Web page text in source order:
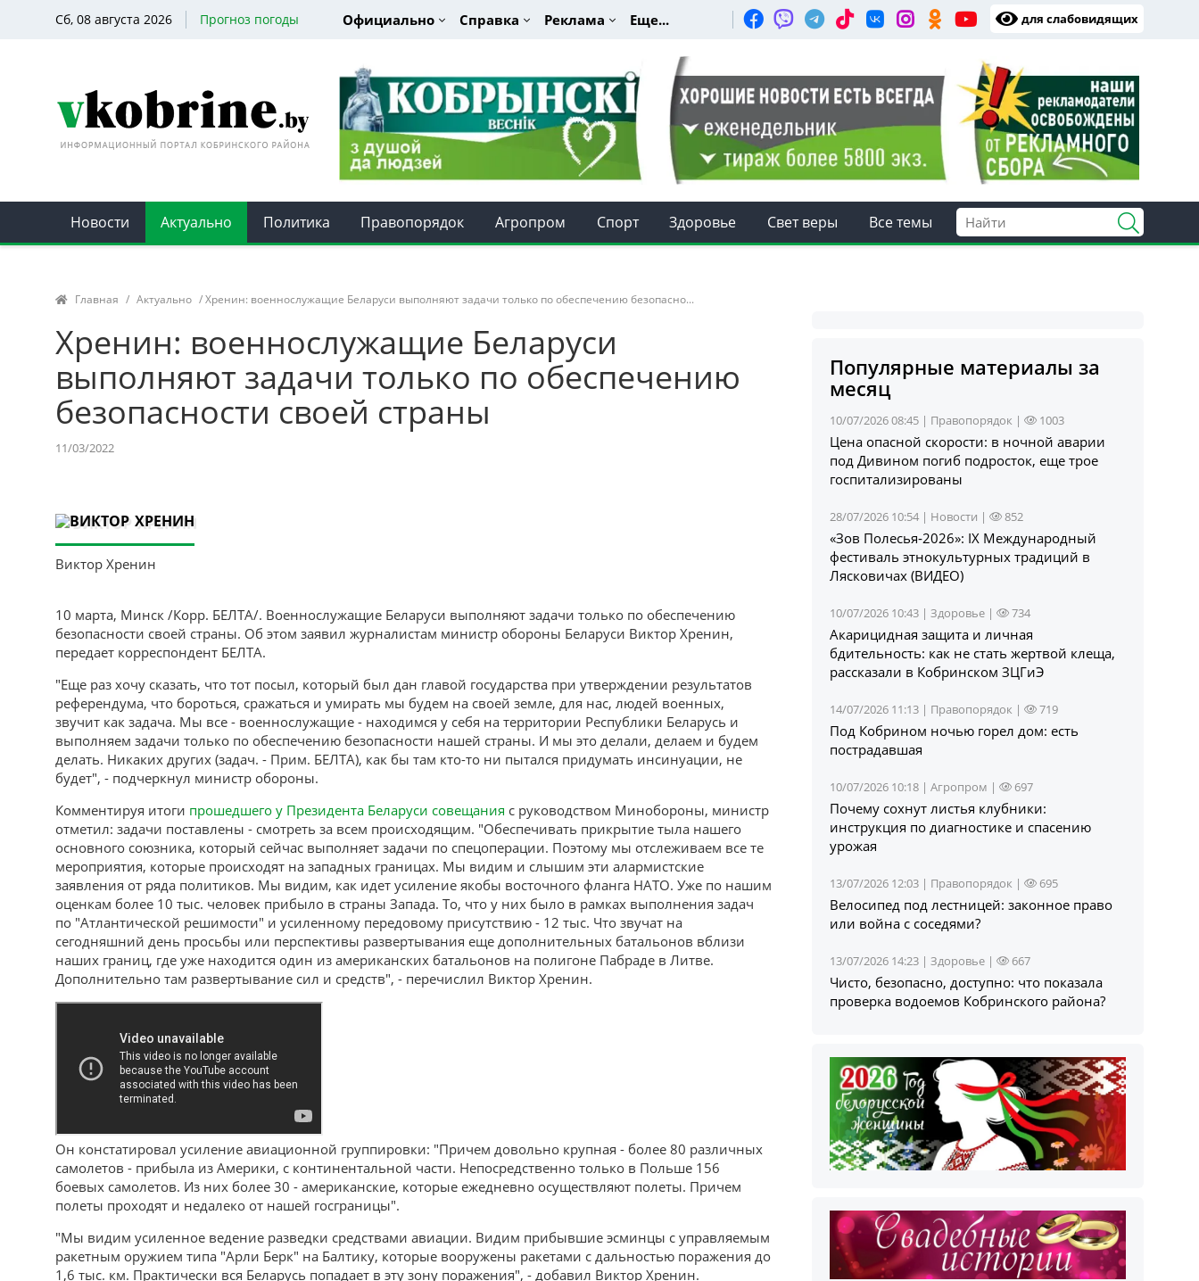
Сб, 08 августа 2026 Прогноз погоды Официально Справка Реклама Еще... для слабовидящих
Новости Актуально Политика Правопорядок Агропром Спорт Здоровье Свет веры Все темы
Главная / Актуально / Хренин: военнослужащие Беларуси выполняют задачи только по обеспечению безопасно...
Хренин: военнослужащие Беларуси
выполняют задачи только по обеспечению
безопасности своей страны
11/03/2022
Виктор Хренин
10 марта, Минск /Корр. БЕЛТА/. Военнослужащие Беларуси выполняют задачи только по обеспечению
безопасности своей страны. Об этом заявил журналистам министр обороны Беларуси Виктор Хренин,
передает корреспондент БЕЛТА.
"Еще раз хочу сказать, что тот посыл, который был дан главой государства при утверждении результатов
референдума, что бороться, сражаться и умирать мы будем на своей земле, для нас, людей военных,
звучит как задача. Мы все - военнослужащие - находимся у себя на территории Республики Беларусь и
выполняем задачи только по обеспечению безопасности нашей страны. И мы это делали, делаем и будем
делать. Никаких других (задач. - Прим. БЕЛТА), как бы там кто-то ни пытался придумать инсинуации, не
будет", - подчеркнул министр обороны.
Комментируя итоги прошедшего у Президента Беларуси совещания с руководством Минобороны, министр
отметил: задачи поставлены - смотреть за всем происходящим. "Обеспечивать прикрытие тыла нашего
основного союзника, который сейчас выполняет задачи по спецоперации. Поэтому мы отслеживаем все те
мероприятия, которые происходят на западных границах. Мы видим и слышим эти алармистские
заявления от ряда политиков. Мы видим, как идет усиление якобы восточного фланга НАТО. Уже по нашим
оценкам более 10 тыс. человек прибыло в страны Запада. То, что у них было в рамках выполнения задач
по "Атлантической решимости" и усиленному передовому присутствию - 12 тыс. Что звучат на
сегодняшний день просьбы или перспективы развертывания еще дополнительных батальонов вблизи
наших границ, где уже находится один из американских батальонов на полигоне Пабраде в Литве.
Дополнительно там развертывание сил и средств", - перечислил Виктор Хренин.
Он констатировал усиление авиационной группировки: "Причем довольно крупная - более 80 различных
самолетов - прибыла из Америки, с континентальной части. Непосредственно только в Польше 156
боевых самолетов. Из них более 30 - американские, которые ежедневно осуществляют полеты. Причем
полеты проходят и недалеко от нашей госграницы".
"Мы видим усиленное ведение разведки средствами авиации. Видим прибывшие эсминцы с управляемым
ракетным оружием типа "Арли Берк" на Балтику, которые вооружены ракетами с дальностью поражения до
1,6 тыс. км. Практически вся Беларусь попадает в эту зону поражения", - добавил Виктор Хренин.
Популярные материалы за
месяц
10/07/2026 08:45 | Правопорядок | 1003
Цена опасной скорости: в ночной аварии
под Дивином погиб подросток, еще трое
госпитализированы
28/07/2026 10:54 | Новости | 852
«Зов Полесья‑2026»: IX Международный
фестиваль этнокультурных традиций в
Лясковичах (ВИДЕО)
10/07/2026 10:43 |Здоровье | 734
Акарицидная защита и личная
бдительность: как не стать жертвой клеща,
рассказали в Кобринском ЗЦГиЭ
14/07/2026 11:13 | Правопорядок | 719
Под Кобрином ночью горел дом: есть
пострадавшая
10/07/2026 10:18 |Агропром | 697
Почему сохнут листья клубники:
инструкция по диагностике и спасению
урожая
13/07/2026 12:03 | Правопорядок | 695
Велосипед под лестницей: законное право
или война с соседями?
13/07/2026 14:23 |Здоровье | 667
Чисто, безопасно, доступно: что показала
проверка водоемов Кобринского района?